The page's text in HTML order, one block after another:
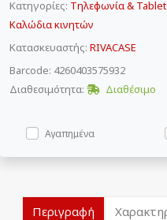
Κατηγορίες: Τηλεφωνία &
Καλώδια κινητών
Κατασκευαστής: RIVACASE
Barcode: 4260403575932
Διαθεσιμότητα:
Διαθέσιμο
Αγαπημένα
Περιγραφή